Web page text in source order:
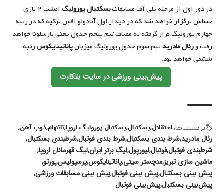
در دور اول از مرحله پلی آف مسابقاتبسکتبال یورولیگ
امشب ۲ بازی
حساس برگزار خواهد شد که در دیدار اول آنادولو افس ترکیه که در رتبه
چهارم یورولیگ قرار گرفته به مصاف تیم پنجم جدول یعنی بارسلونا خواهد
رفت ورئال مادریدتیم سوم جدول یورولیگ میزبانپاناتینایکوسرتبه
ششمی خواهد بود.
پیش‌بینی ورزشی در سایت بتکارت
برچسب‌‌ها: استقلالبسکتبالبسکتبال یورولیگ اروپاتاتنهامذوب آهن
رئال مادریدشرط بندی بسکتبالشرط بندی فوتبالشرطبندی بسکتبال
شرطبندی فوتبالفوتباللیورپوللیگ برتر ایرانلیگ قهرمانان اروپا
ماشین‌ سازی تبریزمنچستر سیتیپاناتینایکوسپرسپولیسپورتو
پیش بینی بسکتبالپیش بینی فوتبالپیش بینی مسابقات ورزشی
پیش‌بینی بسکتبالپیش‌بینی فوتبال